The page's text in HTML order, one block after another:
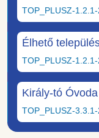
TOP_PLUSZ-
Élhető
TOP_PLUSZ-
Király-tó
TOP_PLUSZ-